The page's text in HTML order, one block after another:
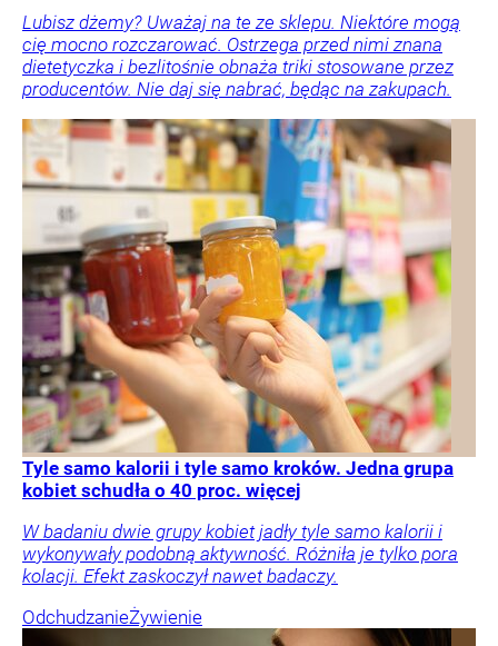
Lubisz dżemy? Uważaj na te ze sklepu. Niektóre mogą
cię mocno rozczarować. Ostrzega przed nimi znana
dietetyczka i bezlitośnie obnaża triki stosowane przez
producentów. Nie daj się nabrać, będąc na zakupach.
Tyle samo kalorii i tyle samo kroków. Jedna grupa
kobiet schudła o 40 proc. więcej
W badaniu dwie grupy kobiet jadły tyle samo kalorii i
wykonywały podobną aktywność. Różniła je tylko pora
kolacji. Efekt zaskoczył nawet badaczy.
OdchudzanieŻywienie